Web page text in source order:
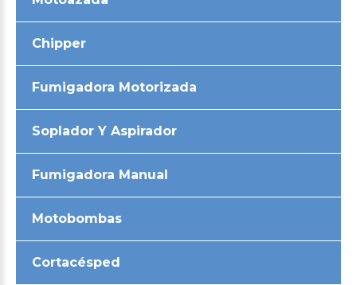
Chipper
Fumigadora Motorizada
Soplador Y Aspirador
Fumigadora Manual
Motobombas
Cortacésped